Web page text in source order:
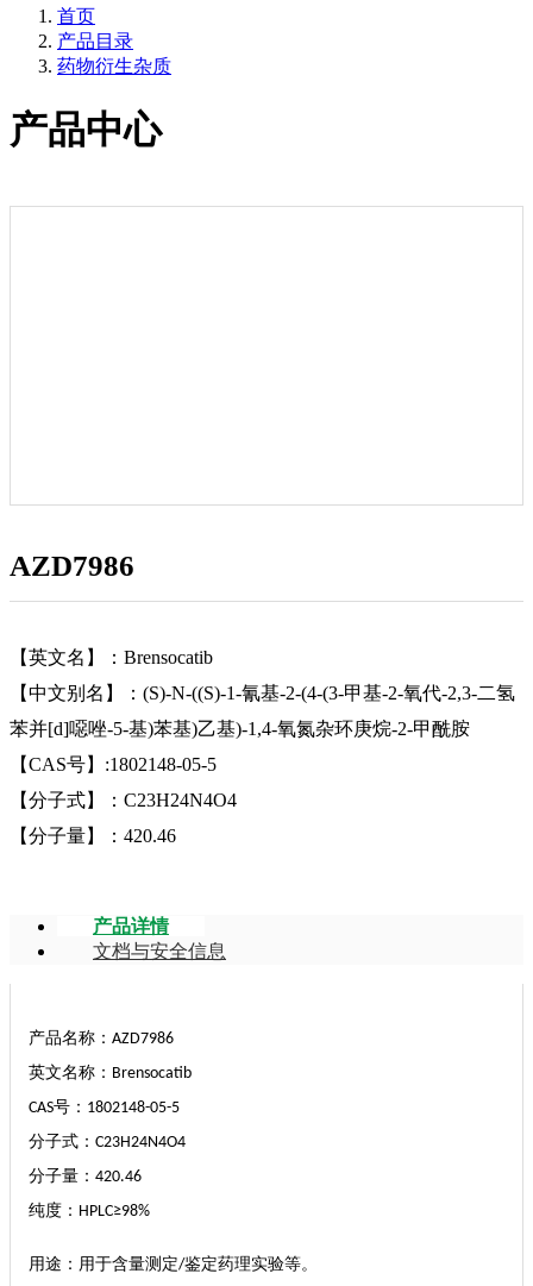
首页
产品目录
药物衍生杂质
产品中心
AZD7986
【英文名】：Brensocatib
【中文别名】：(S)-N-((S)-1-氰基-2-(4-(3-甲基-2-氧代-2,3-二氢
苯并[d]噁唑-5-基)苯基)乙基)-1,4-氧氮杂环庚烷-2-甲酰胺
【CAS号】:1802148-05-5
【分子式】：C23H24N4O4
【分子量】：420.46
产品详情
文档与安全信息
产品名称： AZD7986
英文名称： Brensocatib
CAS号： 1802148-05-5
分子式： C23H24N4O4
分子量： 420.46
纯度： HPLC≥98%
用途：用于含量测定/鉴定药理实验等。